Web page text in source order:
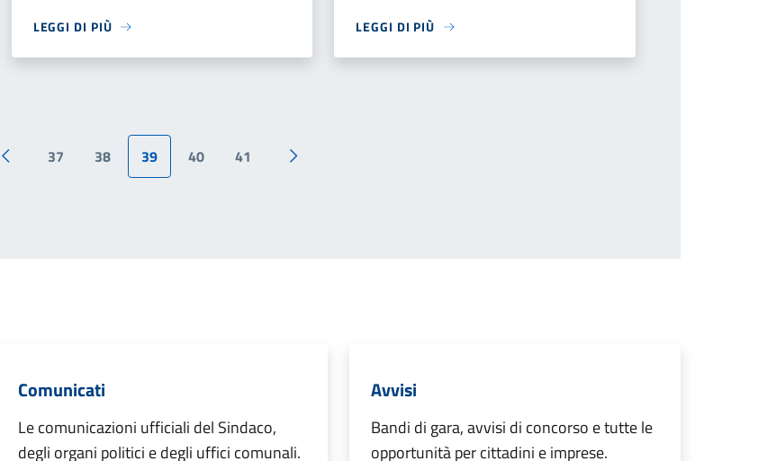
LEGGI DI PIÙ LEGGI DI PIÙ
Pagina precedente
37 38 39 40 41
Pagina successiva
Comunicati
Le comunicazioni ufficiali del Sindaco,
degli organi politici e degli uffici comunali.
Avvisi
Bandi di gara, avvisi di concorso e tutte le
opportunità per cittadini e imprese.